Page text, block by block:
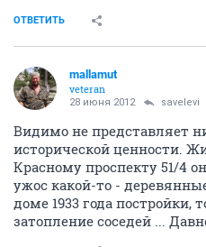
ОТВЕТИТЬ
mallamut
veteran
28 июня 2012 savelevi
Видимо не представляет
исторической ценности.
Красному проспекту 51/4
ужос какой-то -
доме 1933 года постройки,
затопление соседей ...